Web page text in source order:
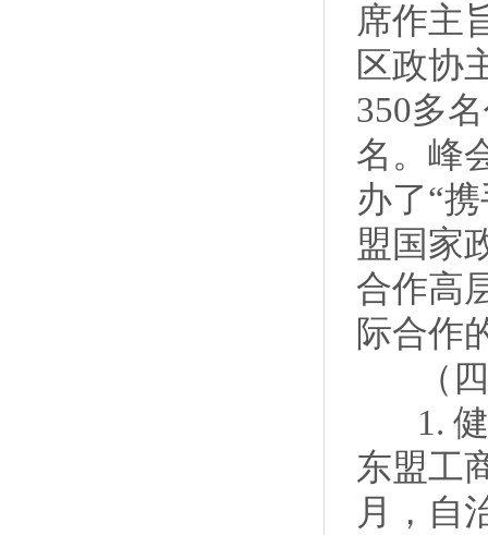
席作主
区政协
350多
名。峰
办了“
盟国家
合作高
际合作
（四
1. 健
东盟工
月，自